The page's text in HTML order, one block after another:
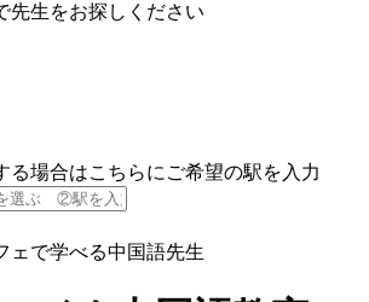
先生をお探しください
る場合はこちらにご希望の駅を入力
ェで学べる中国語先生